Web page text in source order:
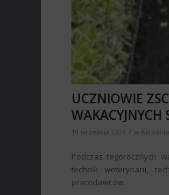
UCZNIOWIE
19 września 2024 / w
Podczas tegorocznych
technik weterynarii,
pracodawców.